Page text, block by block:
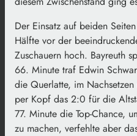
Der Einsatz auf beiden
Hälfte vor der
Zuschauern hoch. Bayreuth
66. Minute traf Edwin
die Querlatte, im
per Kopf das 2:0 für die
77. Minute die Top-Chance,
zu machen, verfehlte aber